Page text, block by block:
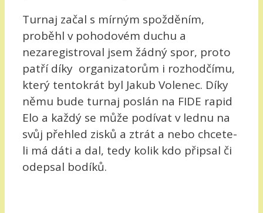
Turnaj začal s mírným spožděním,
proběhl v pohodovém duchu a
nezaregistroval jsem žádný spor, proto
patří díky organizatorům i rozhodčímu,
který tentokrát byl Jakub Volenec. Díky
němu bude turnaj poslán na FIDE rapid
Elo a každý se může podívat v lednu na
svůj přehled zisků a ztrát a nebo chcete-
li má dáti a dal, tedy kolik kdo připsal či
odepsal bodíků.